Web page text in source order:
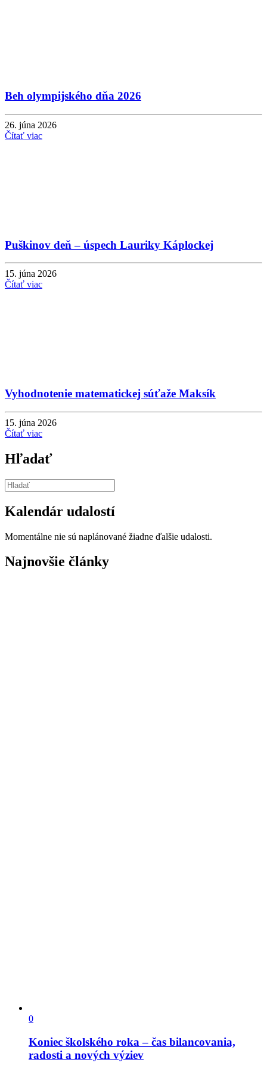
Beh olympijského dňa 2026
26. júna 2026
Čítať viac
Puškinov deň – úspech Lauriky Káplockej
15. júna 2026
Čítať viac
Vyhodnotenie matematickej súťaže Maksík
15. júna 2026
Čítať viac
Hľadať
Kalendár udalostí
Momentálne nie sú naplánované žiadne ďalšie udalosti.
Najnovšie články
0
Koniec školského roka – čas bilancovania,
radosti a nových výziev